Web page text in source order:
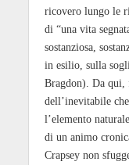
ricovero lungo le
di “una vita
sostanziosa,
in esilio, sulla
Bragdon). Da qui,
dell’inevitabile
l’elemento
di un animo
Crapsey non